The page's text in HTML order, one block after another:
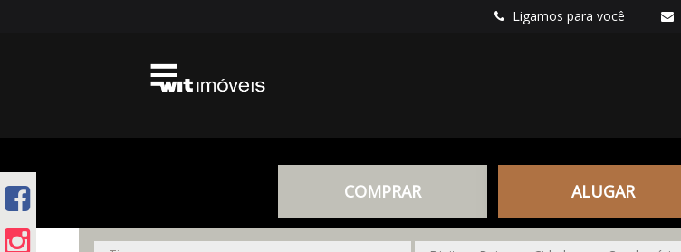
Ligamos para você
COMPRAR ALUGAR